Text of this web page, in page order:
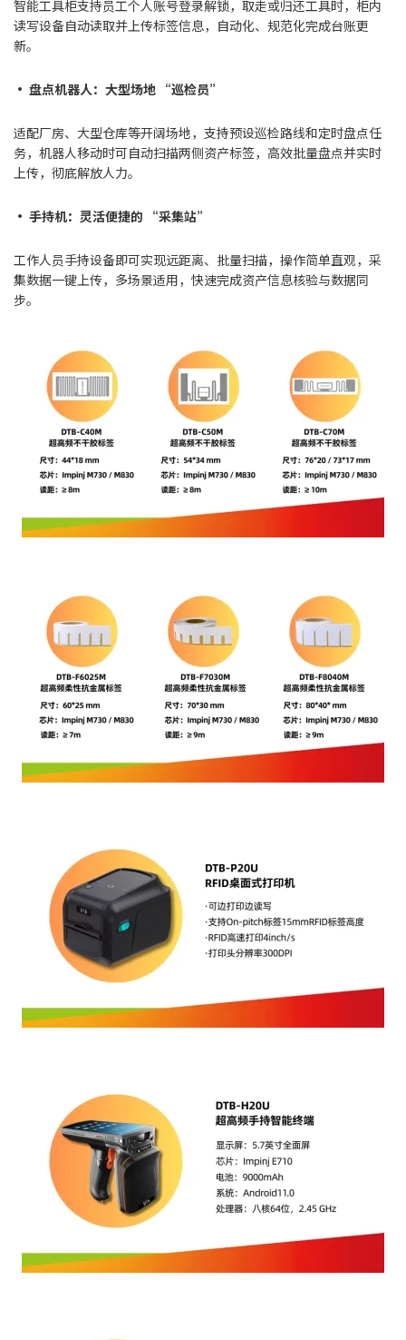
智能工具柜支持员工个人账号登录解锁，取走或归还工具时，柜内
读写设备自动读取并上传标签信息，自动化、规范化完成台账更
新。
• 盘点机器人：大型场地 “巡检员”
适配厂房、大型仓库等开阔场地，支持预设巡检路线和定时盘点任
务，机器人移动时可自动扫描两侧资产标签，高效批量盘点并实时
上传，彻底解放人力。
• 手持机：灵活便捷的 “采集站”
工作人员手持设备即可实现远距离、批量扫描，操作简单直观，采
集数据一键上传，多场景适用，快速完成资产信息核验与数据同
步。